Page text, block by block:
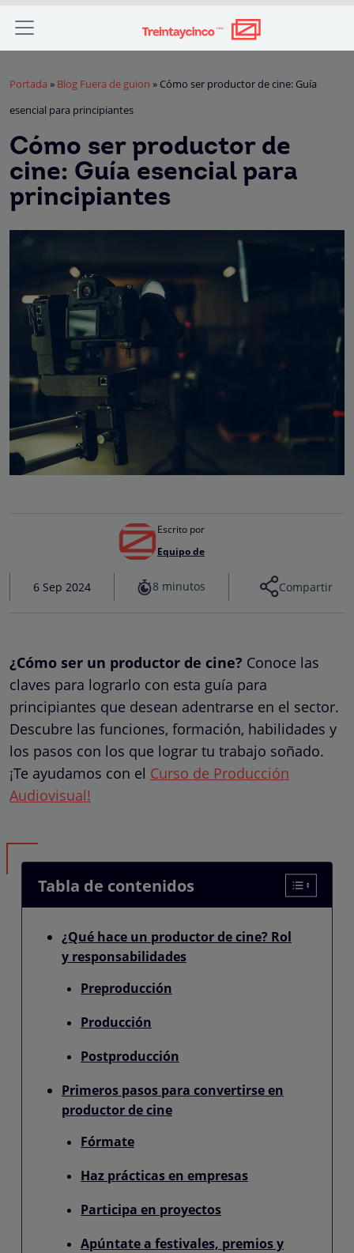
Portada » Blog Fuera de guion » Cómo ser productor de cine: Guía
esencial para principiantes
Cómo ser productor de
cine: Guía esencial para
principiantes
Escrito por
Equipo de
6 Sep 2024 8 minutos Compartir
¿Cómo ser un productor de cine? Conoce las
claves para lograrlo con esta guía para
principiantes que desean adentrarse en el sector.
Descubre las funciones, formación, habilidades y
los pasos con los que lograr tu trabajo soñado.
¡Te ayudamos con el Curso de Producción
Audiovisual!
Tabla de contenidos
¿Qué hace un productor de cine? Rol
y responsabilidades
Preproducción
Producción
Postproducción
Primeros pasos para convertirse en
productor de cine
Fórmate
Haz prácticas en empresas
Participa en proyectos
Apúntate a festivales, premios y